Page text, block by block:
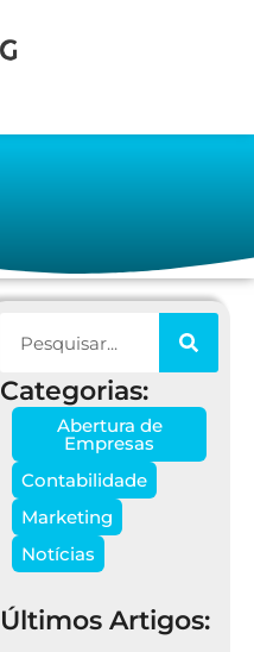
Categorias:
Abertura de
Empresas
Contabilidade
Marketing
Notícias
Últimos Artigos: